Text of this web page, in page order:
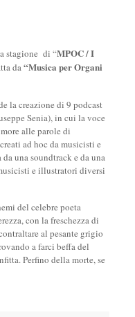
stagione di “MPOC / I
da“Musica per Organi
la creazione di 9 podcast
Senia), in cui la voce
alle parole di
ad hoc da musicisti e
una soundtrack e da una
e illustratori diversi
del celebre poeta
con la freschezza di
al pesante grigio
a farci beffa del
Perfino della morte, se